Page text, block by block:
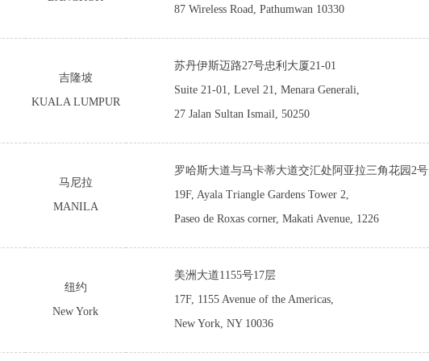
87 Wireless Road, Pathumwan 10330
吉隆坡
KUALA LUMPUR
苏丹伊斯迈路27号忠利大厦21-01
Suite 21-01, Level 21, Menara Generali,
27 Jalan Sultan Ismail, 50250
马尼拉
MANILA
罗哈斯大道与马卡蒂大道交汇处阿亚拉三角花园2
19F, Ayala Triangle Gardens Tower 2,
Paseo de Roxas corner, Makati Avenue, 1226
纽约
New York
美洲大道1155号17层
17F, 1155 Avenue of the Americas,
New York, NY 10036